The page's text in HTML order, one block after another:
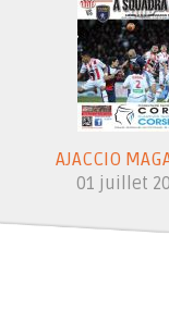
AJACCIO
01 juillet